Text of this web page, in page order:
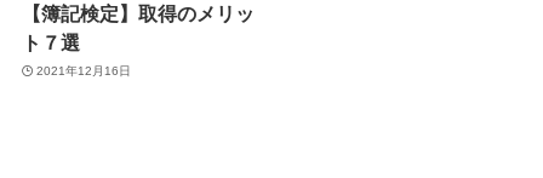
【簿記検定】取得のメリッ
ト７選
2021年12月16日